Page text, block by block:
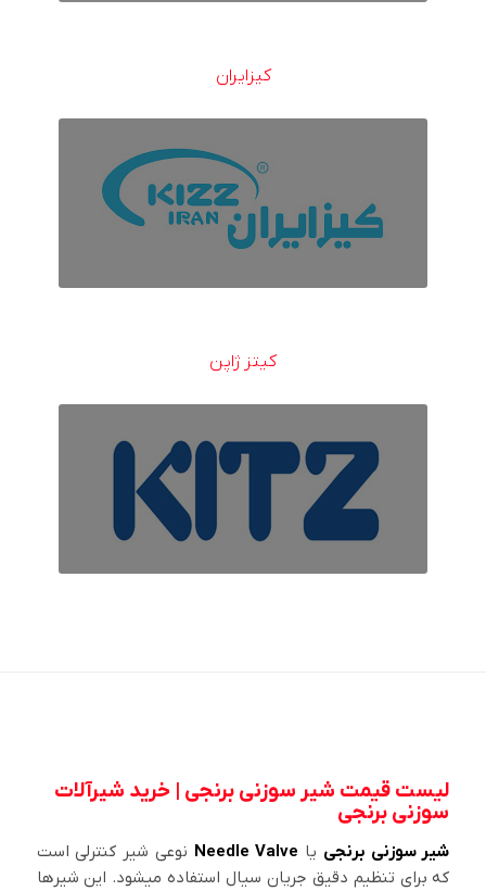
کیزایران
کیتز ژاپن
لیست قیمت شیر سوزنی برنجی | خرید شیرآلات
سوزنی برنجی
شیر سوزنی برنجی یا Needle Valve نوعی شیر کنترلی است
که برای تنظیم دقیق جریان سیال استفاده میشود. این شیرها